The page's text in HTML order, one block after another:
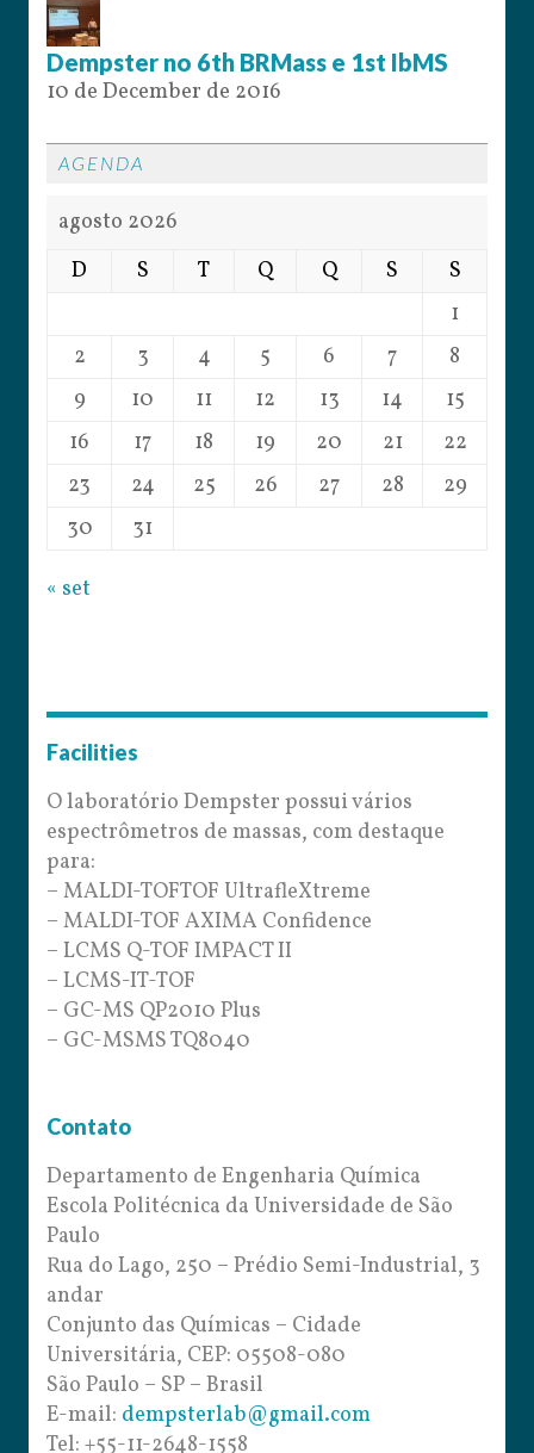
Dempster no 6th BRMass e 1st IbMS
10 de December de 2016
AGENDA
agosto 2026
D
S T Q Q S
S
1
2
3 4 5 6 7
8
9
10 11 12 13 14
15
16
17 18 19 20 21
22
23
24 25 26 27 28
29
30
31
« set
Facilities
O laboratório Dempster possui vários
espectrômetros de massas, com destaque
para:
– MALDI-TOFTOF UltrafleXtreme
– MALDI-TOF AXIMA Confidence
– LCMS Q-TOF IMPACT II
– LCMS-IT-TOF
– GC-MS QP2010 Plus
– GC-MSMS TQ8040
Contato
Departamento de Engenharia Química
Escola Politécnica da Universidade de São
Paulo
Rua do Lago, 250 – Prédio Semi-Industrial, 3
andar
Conjunto das Químicas – Cidade
Universitária, CEP: 05508-080
São Paulo – SP – Brasil
E-mail: dempsterlab@gmail.com
Tel: +55-11-2648-1558